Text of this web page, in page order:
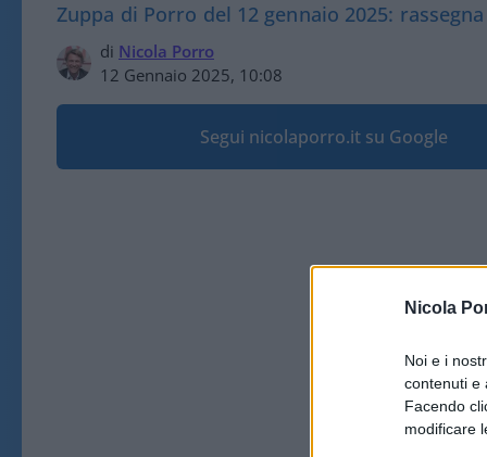
Nicola
Noi e i
contenuti e
Facendo
modificare
Zuppa di Porro del 12 gennaio 2025:
di Nicola Porro
12 Gennaio 2025, 10:08
Segui nicolaporro.it su Google